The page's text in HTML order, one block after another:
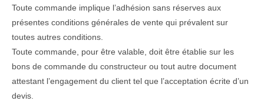
Toute commande implique l’adhésion sans réserves aux
présentes conditions générales de vente qui prévalent sur
toutes autres conditions.
Toute commande, pour être valable, doit être établie sur les
bons de commande du constructeur ou tout autre document
attestant l’engagement du client tel que l’acceptation écrite d’un
devis.